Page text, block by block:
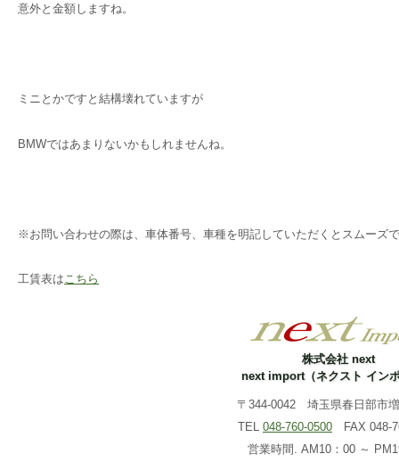
意外と金額しますね。
ミニとかですと結構壊れていますが
BMWではあまりないかもしれませんね。
※お問い合わせの際は、車体番号、車種を明記していただくとスムーズ
工賃表はこちら
株式会社 next
next import（ネクスト イン
〒344-0042 埼玉県春日部市
TEL 048-760-0500 FAX 048-
営業時間. AM10：00 ～